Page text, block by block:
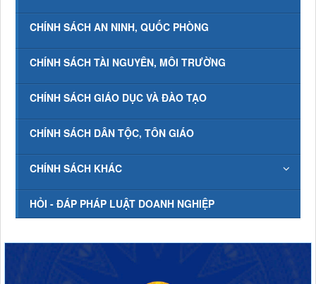
CHÍNH SÁCH AN NINH, QUỐC PHÒNG
CHÍNH SÁCH TÀI NGUYÊN, MÔI TRƯỜNG
CHÍNH SÁCH GIÁO DỤC VÀ ĐÀO TẠO
CHÍNH SÁCH DÂN TỘC, TÔN GIÁO
CHÍNH SÁCH KHÁC
HỎI - ĐÁP PHÁP LUẬT DOANH NGHIỆP